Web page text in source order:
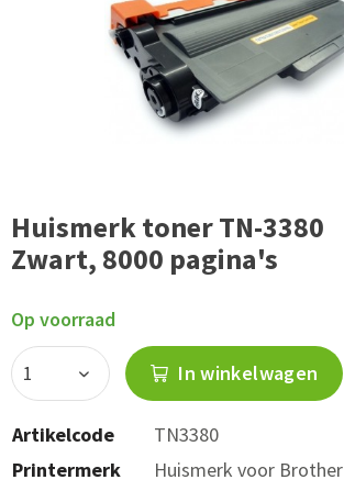
Huismerk toner TN-3380
Zwart, 8000 pagina's
Op voorraad
In winkelwagen
Artikelcode
TN3380
Printermerk
Huismerk voor Brother